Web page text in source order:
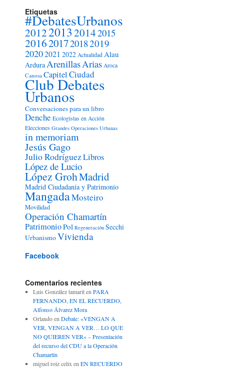
Etiquetas
#DebatesUrbanos
2012201320142015
2016201720182019
20202021 2022 Actualidad Alau
ArduraArenillasArias Aroca
Canosa CapitelCiudad
Club Debates
Urbanos
Conversaciones para un libro
Denche Ecologistas en Acción
Elecciones Grandes Operaciones Urbanas
in memoriam
Jesús Gago
Julio RodríguezLibros
López de Lucio
López GrohMadrid
Madrid Ciudadanía y Patrimonio
MangadaMosteiro
Movilidad
Operación Chamartín
PatrimonioPol Regeneración Secchi
UrbanismoVivienda
Facebook
Comentarios recientes
Luis González tamariten PARA
FERNANDO, EN EL RECUERDO,
Alfonso Álvarez Mora
Orlandoen Debate: «VENGAN A
VER, VENGAN A VER… LO QUE
NO QUIEREN VER» – Presentación
del recurso del CDU a la Operación
Chamartín
miguel roiz celix en EN RECUERDO